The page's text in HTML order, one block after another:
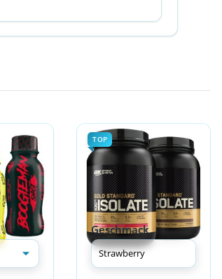
TOP
Geschmack